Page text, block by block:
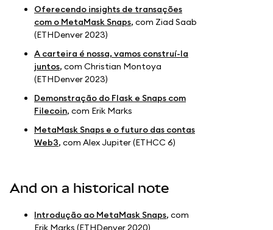
Oferecendo insights de transações
com o MetaMask Snaps, com Ziad Saab
(ETHDenver 2023)
A carteira é nossa, vamos construí-la
juntos, com Christian Montoya
(ETHDenver 2023)
Demonstração do Flask e Snaps com
Filecoin, com Erik Marks
MetaMask Snaps e o futuro das contas
Web3, com Alex Jupiter (ETHCC 6)
And on a historical note
Introdução ao MetaMask Snaps, com
Erik Marks (ETHDenver 2020)